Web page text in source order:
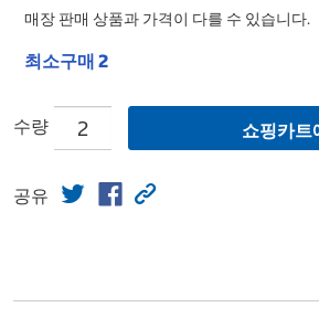
매장 판매 상품과 가격이 다를 수 있습니다.
최소구매 2
수량 쇼핑카트
공유